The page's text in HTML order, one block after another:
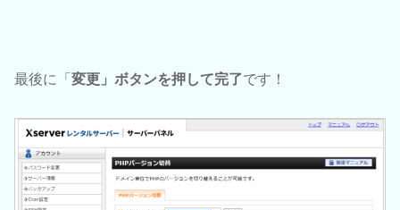
最後に「 変更」ボタンを押して完了です！